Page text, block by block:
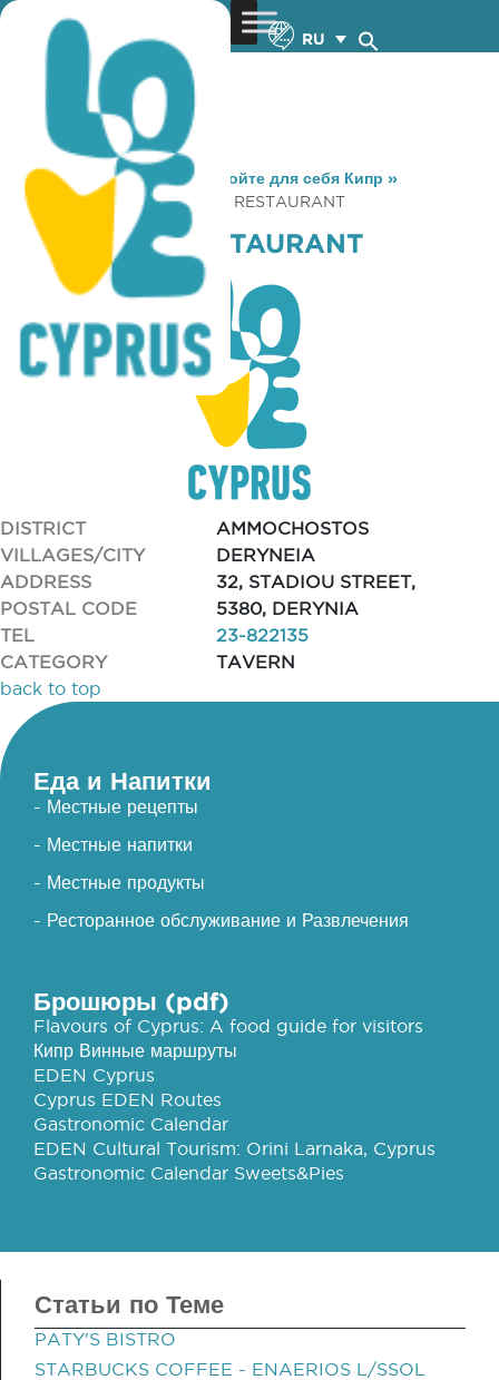
RU
You are here: Home »Откройте для себя Кипр »
Gastronomy
» THE VINERY RESTAURANT
THE VINERY RESTAURANT
DISTRICT
AMMOCHOSTOS
VILLAGES/CITY
DERYNEIA
ADDRESS
32, STADIOU STREET,
POSTAL CODE
5380, DERYNIA
TEL
23-822135
CATEGORY
TAVERN
back to top
Еда и Напитки
- Местные рецепты
- Местные напитки
- Местные продукты
- Ресторанное обслуживание и Развлечения
Брошюры (pdf)
Flavours of Cyprus: A food guide for visitors
Кипр Винные маршруты
EDEN Cyprus
Cyprus EDEN Routes
Gastronomic Calendar
EDEN Cultural Tourism: Orini Larnaka, Cyprus
Gastronomic Calendar Sweets&Pies
Статьи по Теме
PATY'S BISTRO
STARBUCKS COFFEE - ENAERIOS L/SSOL